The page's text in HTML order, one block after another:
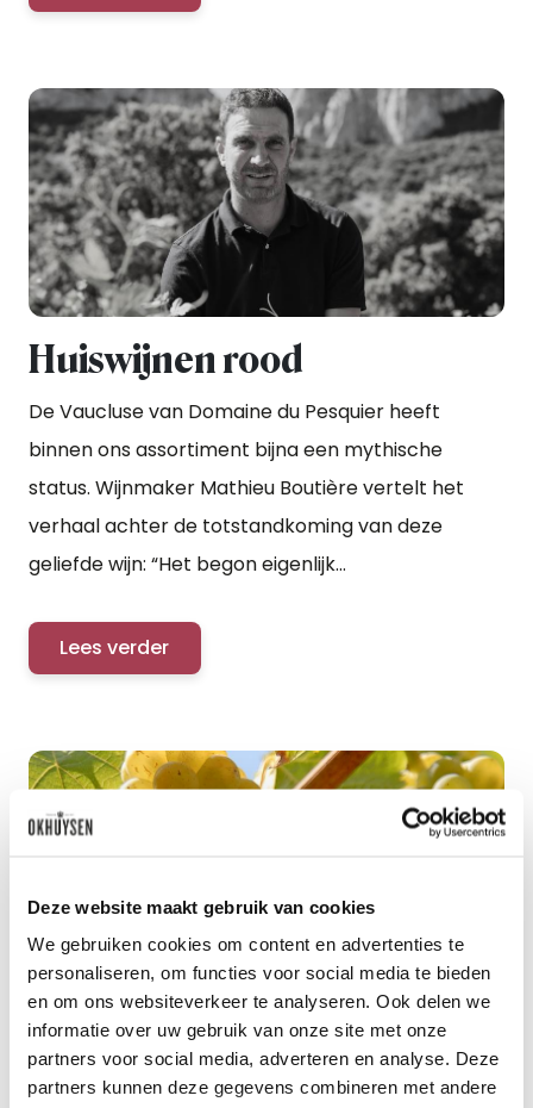
Deze website maakt gebruik van cookies
We gebruiken cookies om content en advertenties te
personaliseren, om functies voor social media te bieden
en om ons websiteverkeer te analyseren. Ook delen we
informatie over uw gebruik van onze site met onze
partners voor social media, adverteren en analyse. Deze
partners kunnen deze gegevens combineren met andere
Huiswijnen rood
De Vaucluse van Domaine du Pesquier heeft
binnen ons assortiment bijna een mythische
status. Wijnmaker Mathieu Boutière vertelt het
verhaal achter de totstandkoming van deze
geliefde wijn: “Het begon eigenlijk...
Lees verder
De vele gezichten van
Chenin